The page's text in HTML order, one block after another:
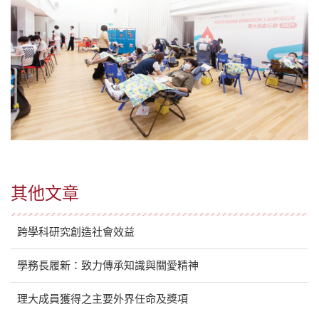
其他文章
跨學科研究創造社會效益
學務長履新：致力傳承知識與關愛精神
理大成員獲得之主要外界任命及獎項